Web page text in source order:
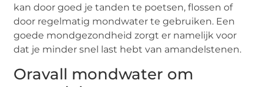
kan door goed je tanden te poetsen, flossen of
door regelmatig mondwater te gebruiken. Een
goede mondgezondheid zorgt er namelijk voor
dat je minder snel last hebt van amandelstenen.
Oravall mondwater om